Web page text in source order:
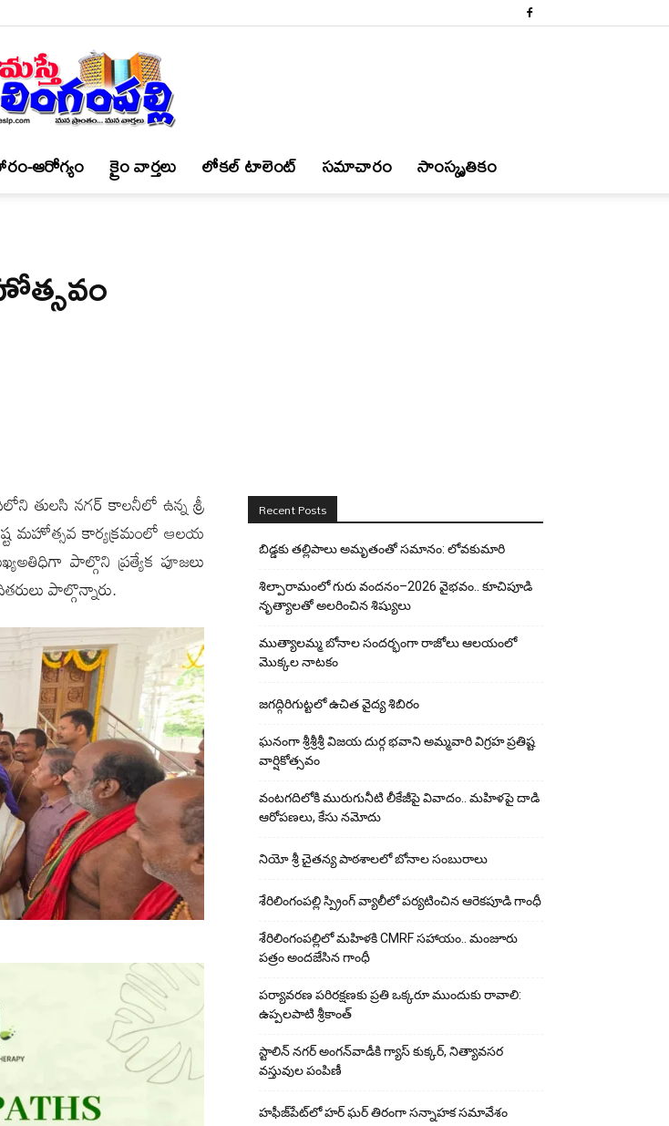
శేరిలింగంపల్లి
ఆరోగ్యం క్రైం వార్త‌లు లోకల్ టాలెంట్ స‌మాచారం సాంస్కృతికం
తులసి నగర్ కాలనీలో ఉన్న శ్రీ
మహోత్సవ కార్యక్రమంలో ఆలయ
పాల్గొని ప్రత్యేక పూజలు
పాల్గొన్నారు.
Recent Posts
బిడ్డ‌కు త‌ల్లిపాలు అమృతంతో స‌మానం: లోవ‌కుమారి
శిల్పారామంలో గురు వందనం–2026 వైభవం.. కూచిపూడి
నృత్యాలతో అలరించిన శిష్యులు
ముత్యాలమ్మ బోనాల సందర్భంగా రాజోలు ఆలయంలో
మొక్కల నాటకం
జగద్గిరిగుట్టలో ఉచిత వైద్య శిబిరం
ఘనంగా శ్రీశ్రీశ్రీ విజయ దుర్గ భవాని అమ్మవారి విగ్రహ ప్రతిష్ట
వార్షికోత్సవం
వంటగదిలోకి మురుగునీటి లీకేజీపై వివాదం.. మహిళపై దాడి
ఆరోపణలు, కేసు నమోదు
నియో శ్రీ చైతన్య పాఠశాలలో బోనాల సంబురాలు
శేరిలింగంపల్లి స్ప్రింగ్ వ్యాలీలో పర్యటించిన ఆరెకపూడి గాంధీ
శేరిలింగంపల్లిలో మ‌హిళ‌కి CMRF స‌హాయం.. మంజూరు
పత్రం అందజేసిన గాంధీ
పర్యావరణ పరిరక్షణకు ప్రతి ఒక్కరూ ముందుకు రావాలి:
ఉప్పలపాటి శ్రీకాంత్
స్టాలిన్ నగర్ అంగన్‌వాడీకి గ్యాస్ కుక్కర్, నిత్యావసర
వస్తువుల పంపిణీ
హఫీజ్‌పేట్‌లో హర్ ఘర్ తిరంగా సన్నాహక సమావేశం